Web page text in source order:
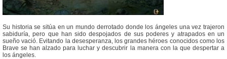
Su historia se sitúa en un mundo derrotado donde los ángeles una vez trajeron
sabiduría, pero que han sido despojados de sus poderes y atrapados en un
sueño vació. Evitando la desesperanza, los grandes héroes conocidos como los
Brave se han alzado para luchar y descubrir la manera con la que despertar a
los ángeles.